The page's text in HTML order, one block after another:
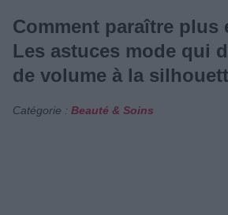
Comment paraître plus
Les astuces mode qui
de volume à la
Catégorie : Beauté & Soins